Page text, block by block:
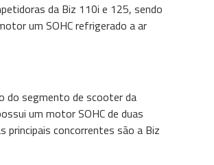
da Biz 110i e 125, sendo
um SOHC refrigerado a ar
do segmento de scooter da
um motor SOHC de duas
principais concorrentes são a Biz